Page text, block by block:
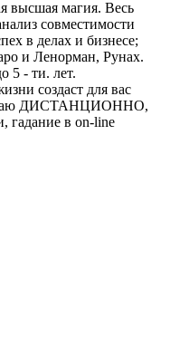
высшая магия. Весь
совместимости
в делах и бизнесе;
и Ленорман, Рунах.
5 - ти. лет.
создаст для вас
ДИСТАНЦИОННО,
гадание в on-line